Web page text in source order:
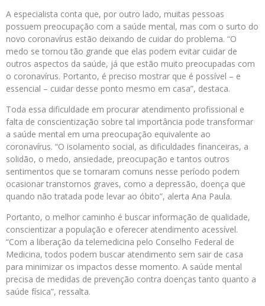
A especialista conta que, por outro lado, muitas pessoas
possuem preocupação com a saúde mental, mas com o surto do
novo coronavírus estão deixando de cuidar do problema. “O
medo se tornou tão grande que elas podem evitar cuidar de
outros aspectos da saúde, já que estão muito preocupadas com
o coronavírus. Portanto, é preciso mostrar que é possível – e
essencial – cuidar desse ponto mesmo em casa”, destaca.
Toda essa dificuldade em procurar atendimento profissional e
falta de conscientização sobre tal importância pode transformar
a saúde mental em uma preocupação equivalente ao
coronavírus. “O isolamento social, as dificuldades financeiras, a
solidão, o medo, ansiedade, preocupação e tantos outros
sentimentos que se tornaram comuns nesse período podem
ocasionar transtornos graves, como a depressão, doença que
quando não tratada pode levar ao óbito”, alerta Ana Paula.
Portanto, o melhor caminho é buscar informação de qualidade,
conscientizar a população e oferecer atendimento acessível.
“Com a liberação da telemedicina pelo Conselho Federal de
Medicina, todos podem buscar atendimento sem sair de casa
para minimizar os impactos desse momento. A saúde mental
precisa de medidas de prevenção contra doenças tanto quanto a
saúde física”, ressalta.